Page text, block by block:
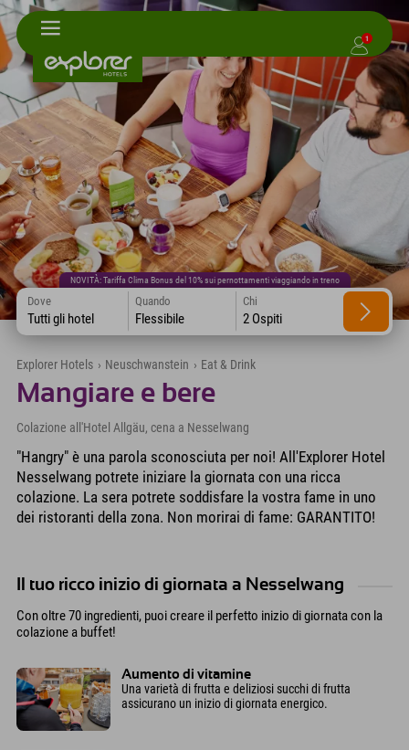
1
NOVITÀ: Tariffa Clima Bonus del 10% sui pernottamenti viaggiando in treno
Dove
Tutti gli hotel
Quando
Flessibile
Chi
2 Ospiti
Explorer Hotels › Neuschwanstein › Eat & Drink
Mangiare e bere
Colazione all'Hotel Allgäu, cena a Nesselwang
"Hangry" è una parola sconosciuta per noi! All'Explorer Hotel
Nesselwang potrete iniziare la giornata con una ricca
colazione. La sera potrete soddisfare la vostra fame in uno
dei ristoranti della zona. Non morirai di fame: GARANTITO!
Il tuo ricco inizio di giornata a Nesselwang
Con oltre 70 ingredienti, puoi creare il perfetto inizio di giornata con la
colazione a buffet!
Aumento di vitamine
Una varietà di frutta e deliziosi succhi di frutta
assicurano un inizio di giornata energico.